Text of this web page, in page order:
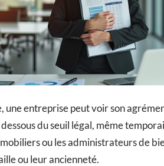
une entreprise peut voir son
du seuil légal, même
ou les administrateurs de
ou leur ancienneté.